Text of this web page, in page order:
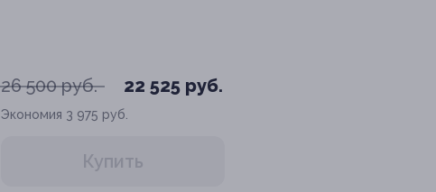
26 500 руб. 22 525 руб.
Экономия 3 975 руб.
Купить